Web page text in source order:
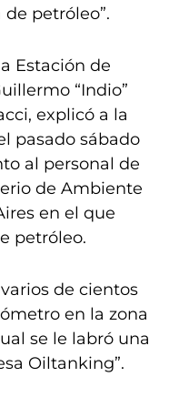
petróleo”.
Estación de
“Indio”
explicó a la
pasado sábado
al personal de
de Ambiente
en el que
petróleo.
de cientos
en la zona
se le labró una
Oiltanking”.